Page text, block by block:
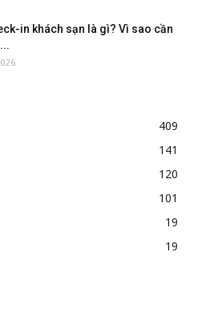
in khách sạn là gì? Vì sao cần
409
141
120
101
19
19